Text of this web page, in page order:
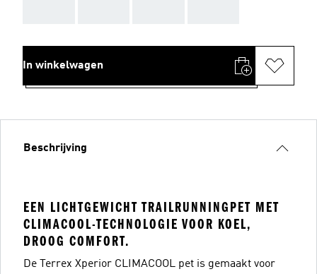
In winkelwagen
Beschrijving
EEN LICHTGEWICHT TRAILRUNNINGPET MET
CLIMACOOL-TECHNOLOGIE VOOR KOEL,
DROOG COMFORT.
De Terrex Xperior CLIMACOOL pet is gemaakt voor